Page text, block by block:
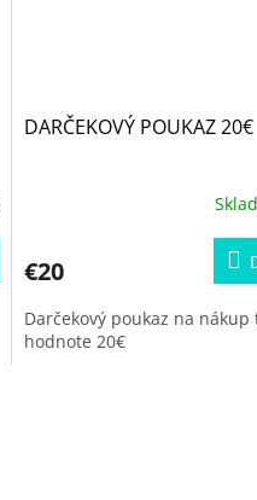
DARČEKOVÝ POUKAZ 20€
€20
Darčekový poukaz na nákup
hodnote 20€